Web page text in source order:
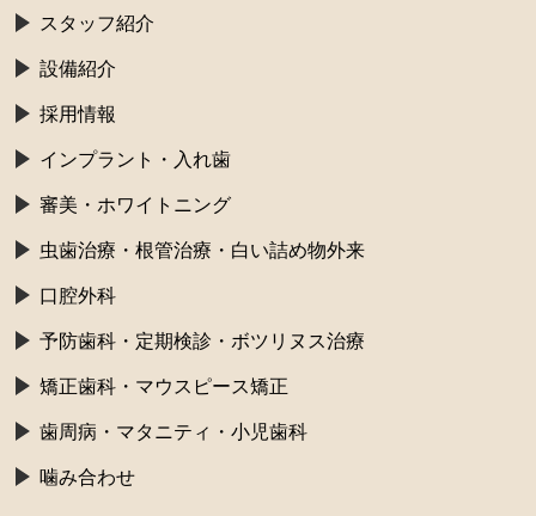
スタッフ紹介
設備紹介
採用情報
インプラント・入れ歯
審美・ホワイトニング
虫歯治療・根管治療・白い詰め物外来
口腔外科
予防歯科・定期検診・ボツリヌス治療
矯正歯科・マウスピース矯正
歯周病・マタニティ・小児歯科
噛み合わせ